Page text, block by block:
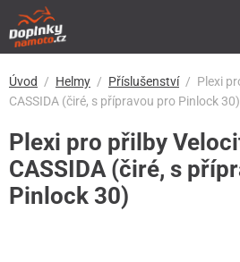
Úvod Helmy Příslušenství
Plexi
CASSIDA (čiré, s přípravou pro Pinlock 30)
Plexi pro přilby
CASSIDA (čiré, s
Pinlock 30)